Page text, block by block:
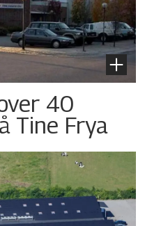
40
Tine Frya